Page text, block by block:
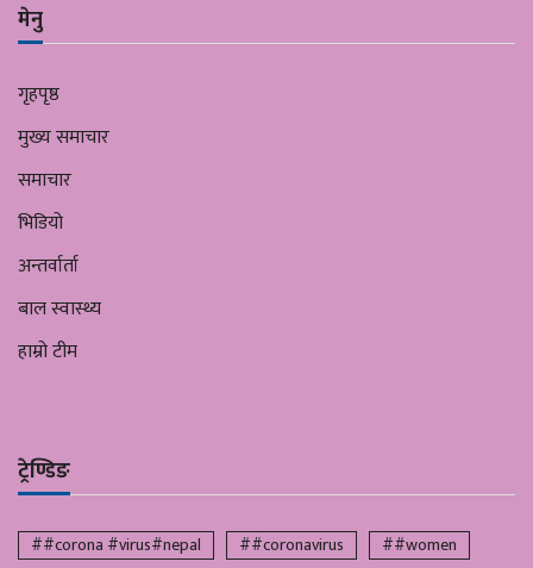
मेनु
गृहपृष्ठ
मुख्य समाचार
समाचार
भिडियो
अन्तर्वार्ता
बाल स्वास्थ्य
हाम्रो टीम
ट्रेण्डिङ
##corona #virus#nepal ##coronavirus
##women